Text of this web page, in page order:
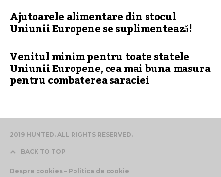
Ajutoarele alimentare din stocul
Uniunii Europene se suplimentează!
Venitul minim pentru toate statele
Uniunii Europene, cea mai buna masura
pentru combaterea saraciei
2019 HUNTED. ALL RIGHTS RESERVED.
BACK TO TOP
Despre cookies – Politica de cookie